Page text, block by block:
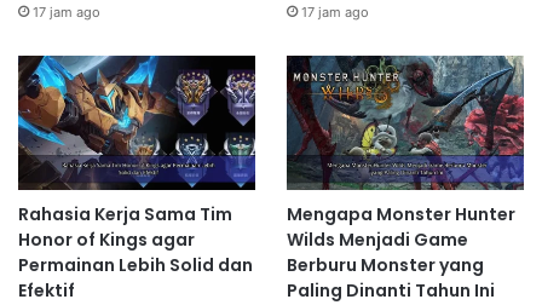
17 jam ago 17 jam ago
Rahasia Kerja Sama Tim
Honor of Kings agar
Permainan Lebih Solid dan
Efektif
Mengapa Monster Hunter
Wilds Menjadi Game
Berburu Monster yang
Paling Dinanti Tahun Ini